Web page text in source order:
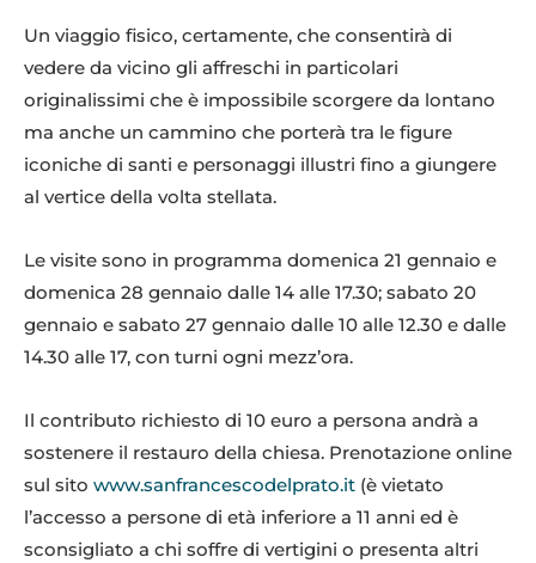
Un viaggio fisico, certamente, che consentirà di
vedere da vicino gli affreschi in particolari
originalissimi che è impossibile scorgere da lontano
ma anche un cammino che porterà tra le figure
iconiche di santi e personaggi illustri fino a giungere
al vertice della volta stellata.
Le visite sono in programma domenica 21 gennaio e
domenica 28 gennaio dalle 14 alle 17.30; sabato 20
gennaio e sabato 27 gennaio dalle 10 alle 12.30 e dalle
14.30 alle 17, con turni ogni mezz’ora.
Il contributo richiesto di 10 euro a persona andrà a
sostenere il restauro della chiesa. Prenotazione online
sul sito www.sanfrancescodelprato.it (è vietato
l’accesso a persone di età inferiore a 11 anni ed è
sconsigliato a chi soffre di vertigini o presenta altri